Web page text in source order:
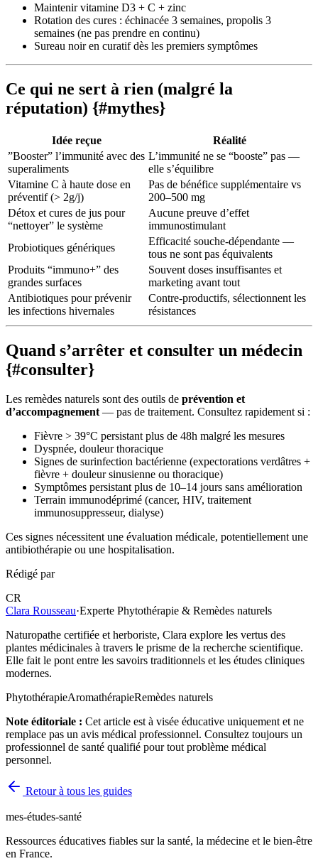
Maintenir vitamine D3 + C + zinc
Rotation des cures : échinacée 3 semaines, propolis 3
semaines (ne pas prendre en continu)
Sureau noir en curatif dès les premiers symptômes
Ce qui ne sert à rien (malgré la
réputation) {#mythes}
Idée reçue
Réalité
”Booster” l’immunité avec des
superaliments
L’immunité ne se “booste” pas —
elle s’équilibre
Vitamine C à haute dose en
préventif (> 2g/j)
Pas de bénéfice supplémentaire vs
200–500 mg
Détox et cures de jus pour
“nettoyer” le système
Aucune preuve d’effet
immunostimulant
Probiotiques génériques
Efficacité souche-dépendante —
tous ne sont pas équivalents
Produits “immuno+” des
grandes surfaces
Souvent doses insuffisantes et
marketing avant tout
Antibiotiques pour prévenir
les infections hivernales
Contre-productifs, sélectionnent les
résistances
Quand s’arrêter et consulter un médecin
{#consulter}
Les remèdes naturels sont des outils de prévention et
d’accompagnement— pas de traitement. Consultez rapidement si :
Fièvre > 39°C persistant plus de 48h malgré les mesures
Dyspnée, douleur thoracique
Signes de surinfection bactérienne (expectorations verdâtres +
fièvre + douleur sinusienne ou thoracique)
Symptômes persistant plus de 10–14 jours sans amélioration
Terrain immunodéprimé (cancer, HIV, traitement
immunosuppresseur, dialyse)
Ces signes nécessitent une évaluation médicale, potentiellement une
antibiothérapie ou une hospitalisation.
Rédigé par
CR
Clara Rousseau·Experte Phytothérapie & Remèdes naturels
Naturopathe certifiée et herboriste, Clara explore les vertus des
plantes médicinales à travers le prisme de la recherche scientifique.
Elle fait le pont entre les savoirs traditionnels et les études cliniques
modernes.
PhytothérapieAromathérapieRemèdes naturels
Note éditoriale : Cet article est à visée éducative uniquement et ne
remplace pas un avis médical professionnel. Consultez toujours un
professionnel de santé qualifié pour tout problème médical
personnel.
Retour à tous les guides
mes-études-santé
Ressources éducatives fiables sur la santé, la médecine et le bien-être
en France.